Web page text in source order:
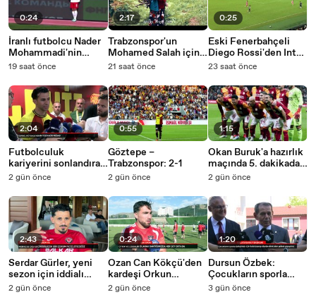
0:24
İranlı futbolcu Nader
Mohammadi'nin
taklalı taç atışı
19 saat önce
2:04
Futbolculuk
kariyerini sonlandıran
İsmail Köybaşı’ndan
2 gün önce
2:43
Serdar Gürler, yeni
sezon için iddialı
konuştu
2 gün önce
2:17
Trabzonspor'un
Mohamed Salah için
hazırladığı video
21 saat önce
0:55
Göztepe –
Trabzonspor: 2-1
2 gün önce
0:24
Ozan Can Kökçü'den
kardeşi Orkun
Kökçü'ye övgü: Her
2 gün önce
0:25
Eski Fenerbahçeli
Diego Rossi'den Inter
Miami'yi son
23 saat önce
1:15
Okan Buruk'a hazırlık
maçında 5. dakikada
kırmızı kart!
2 gün önce
1:20
Dursun Özbek:
Çocukların sporla
buluşması için
3 gün önce